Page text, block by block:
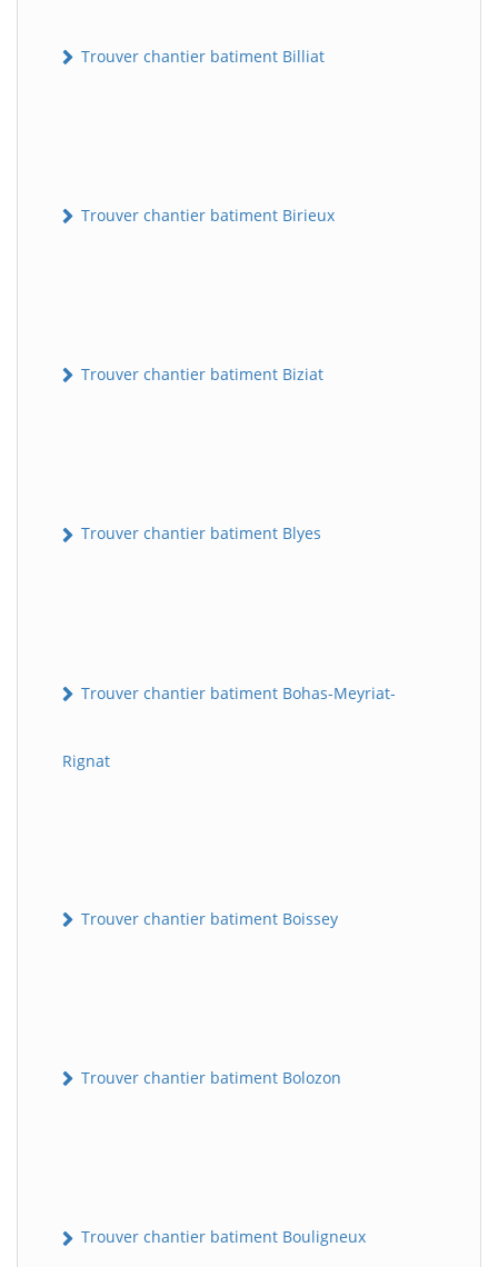
Trouver chantier batiment Billiat
Trouver chantier batiment Birieux
Trouver chantier batiment Biziat
Trouver chantier batiment Blyes
Trouver chantier batiment Bohas-Meyriat-
Rignat
Trouver chantier batiment Boissey
Trouver chantier batiment Bolozon
Trouver chantier batiment Bouligneux